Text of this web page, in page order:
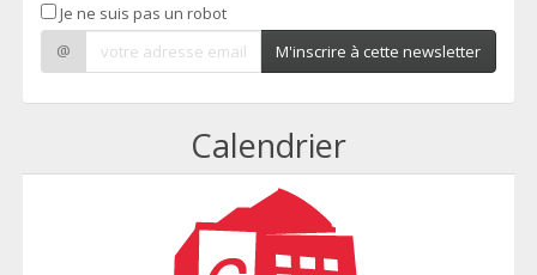
Je ne suis pas un robot
@
M'inscrire à cette newsletter
Calendrier